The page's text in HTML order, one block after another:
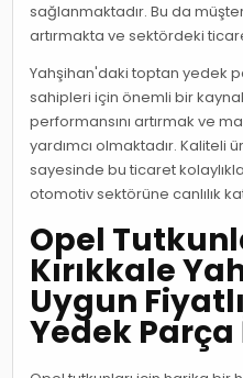
sağlanmaktadır. Bu da
artırmakta ve sektördeki
Yahşihan'daki toptan yedek
sahipleri için önemli bir
performansını artırmak ve
yardımcı olmaktadır. Kaliteli
sayesinde bu ticaret
otomotiv sektörüne canlılık
Opel
Kırıkkale
Uygun
Yedek Parça